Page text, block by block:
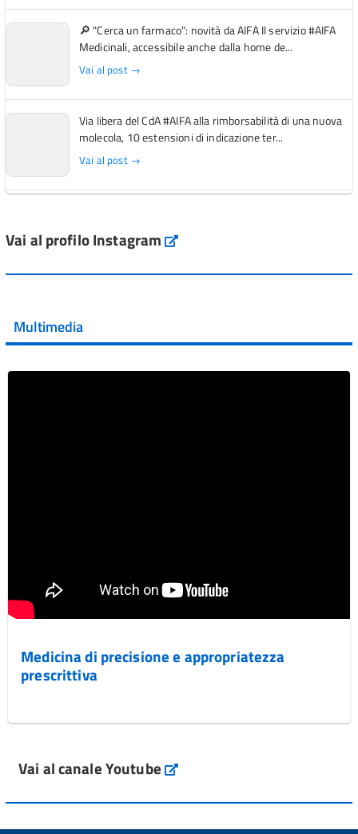
🔎 "Cerca un farmaco": novità da AIFA Il servizio #AIFA
Medicinali, accessibile anche dalla home de...
Vai al post →
Via libera del CdA #AIFA alla rimborsabilità di una nuova
molecola, 10 estensioni di indicazione ter...
Vai al post →
Vai al post →
Vai al post →
Vai al profilo Instagram Instagram
Multimedia
Medicina di precisione e appropriatezza
prescrittiva
Vai al canale Youtube